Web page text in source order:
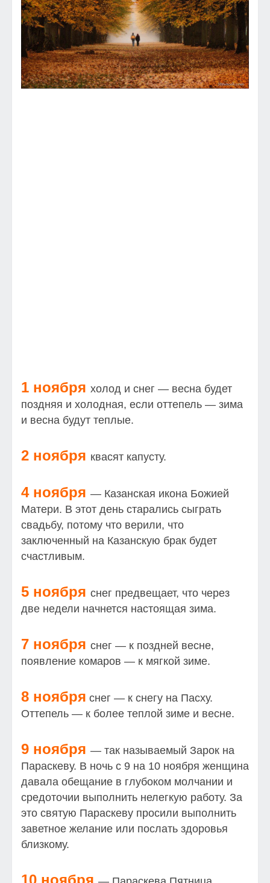
1 ноября холод и снег — весна будет
поздняя и холодная, если оттепель — зима
и весна будут теплые.
2 ноября квасят капусту.
4 ноября — Казанская икона Божией
Матери. В этот день старались сыграть
свадьбу, потому что верили, что
заключенный на Казанскую брак будет
счастливым.
5 ноября снег предвещает, что через
две недели начнется настоящая зима.
7 ноября снег — к поздней весне,
появление комаров — к мягкой зиме.
8 ноября снег — к снегу на Пасху.
Оттепель — к более теплой зиме и весне.
9 ноября — так называемый Зарок на
Параскеву. В ночь с 9 на 10 ноября женщина
давала обещание в глубоком молчании и
средоточии выполнить нелегкую работу. За
это святую Параскеву просили выполнить
заветное желание или послать здоровья
близкому.
10 ноября